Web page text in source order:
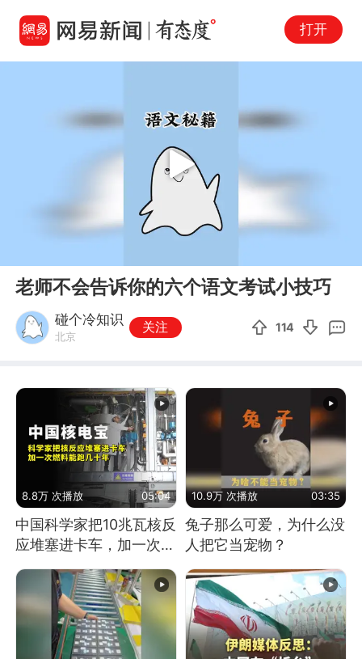
打开
Play
老师不会告诉你的六个语文考试小技巧
碰个冷知识
北京
关注 114
8.8万 次播放 05:04
中国科学家把10兆瓦核反
应堆塞进卡车，加一次燃
料能跑几十年
10.9万 次播放 03:35
兔子那么可爱，为什么没
人把它当宠物？